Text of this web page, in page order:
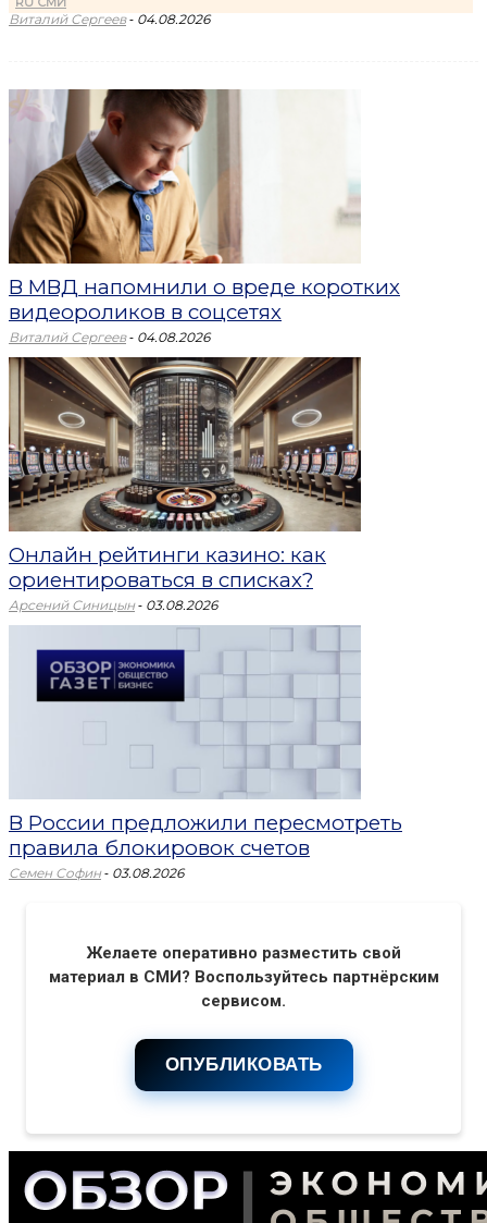
Виталий Сергеев - 04.08.2026
В МВД напомнили о вреде коротких
видеороликов в соцсетях
Виталий Сергеев - 04.08.2026
Онлайн рейтинги казино: как
ориентироваться в списках?
Арсений Синицын - 03.08.2026
В России предложили пересмотреть
правила блокировок счетов
Семен Софин - 03.08.2026
Желаете оперативно разместить свой
материал в СМИ? Воспользуйтесь партнёрским
сервисом.
ОПУБЛИКОВАТЬ